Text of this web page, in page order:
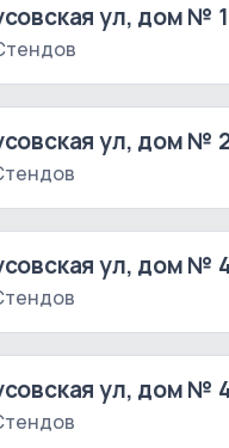
ул, дом №
ул, дом №
ул, дом №
ул, дом №